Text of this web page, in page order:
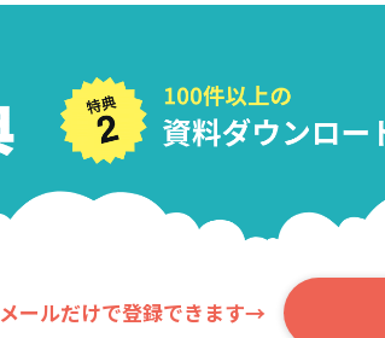
メールだけで登録できます→